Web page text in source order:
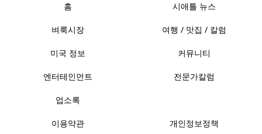
홈 시애틀 뉴스
벼룩시장 여행 / 맛집 / 칼럼
미국 정보 커뮤니티
엔터테인먼트 전문가칼럼
업소록
이용약관 개인정보정책